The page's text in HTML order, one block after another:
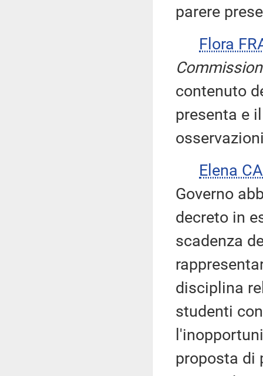
parere
Flora
contenuto
presenta e
Elena
Governo
decreto in
scadenza
disciplina
studenti
proposta di